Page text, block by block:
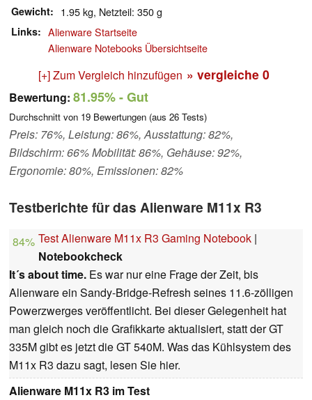
Gewicht 1.95 kg, Netzteil: 350 g
Links
Alienware Startseite
Alienware Notebooks Übersichtseite
[+] Zum Vergleich hinzufügen » vergleiche 0
Bewertung: 81.95%- Gut
Durchschnitt von 19 Bewertungen (aus 26 Tests)
Preis: 76%, Leistung: 86%, Ausstattung: 82%,
Bildschirm: 66% Mobilität: 86%, Gehäuse: 92%,
Ergonomie: 80%, Emissionen: 82%
Testberichte für das Alienware M11x R3
84% Test Alienware M11x R3 Gaming Notebook |
Notebookcheck
It´s about time. Es war nur eine Frage der Zeit, bis
Alienware ein Sandy-Bridge-Refresh seines 11.6-zölligen
Powerzwerges veröffentlicht. Bei dieser Gelegenheit hat
man gleich noch die Grafikkarte aktualisiert, statt der GT
335M gibt es jetzt die GT 540M. Was das Kühlsystem des
M11x R3 dazu sagt, lesen Sie hier.
Alienware M11x R3 im Test